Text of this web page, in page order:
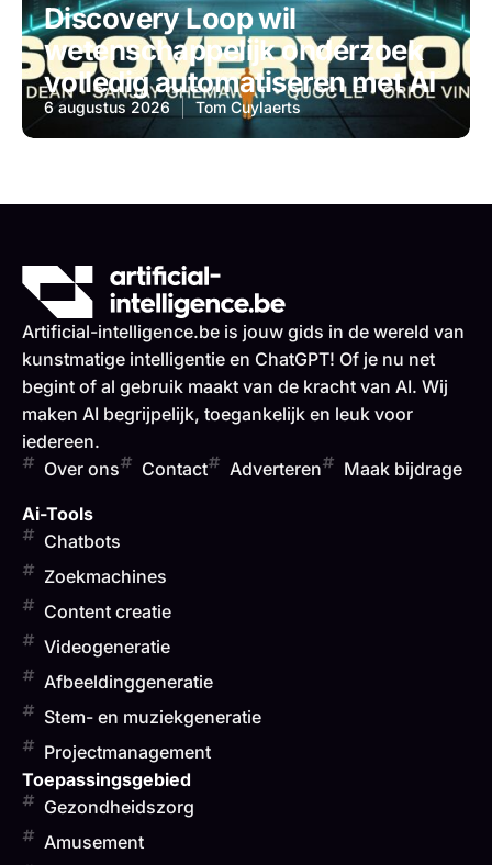
Discovery Loop wil
wetenschappelijk onderzoek
volledig automatiseren met AI
6 augustus 2026 Tom Cuylaerts
Artificial-intelligence.be is jouw gids in de wereld van
kunstmatige intelligentie en ChatGPT! Of je nu net
begint of al gebruik maakt van de kracht van AI. Wij
maken AI begrijpelijk, toegankelijk en leuk voor
iedereen.
Over ons
Contact Adverteren Maak bijdrage
Ai-Tools
Chatbots
Zoekmachines
Content creatie
Videogeneratie
Afbeeldinggeneratie
Stem- en muziekgeneratie
Projectmanagement
Toepassingsgebied
Gezondheidszorg
Amusement